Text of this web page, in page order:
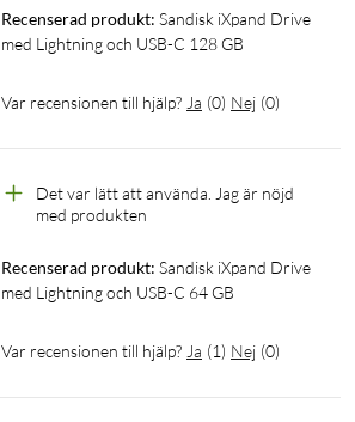
Recenserad produkt: Sandisk iXpand Drive
med Lightning och USB-C 128 GB
Var recensionen till hjälp? Ja (0) Nej (0)
Det var lätt att använda. Jag är nöjd
med produkten
Recenserad produkt: Sandisk iXpand Drive
med Lightning och USB-C 64 GB
Var recensionen till hjälp? Ja (1) Nej (0)